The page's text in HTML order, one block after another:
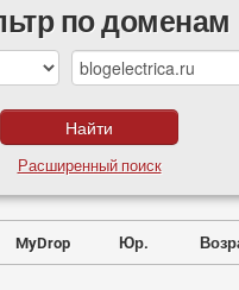
по доменам
Расширенный поиск
MyDrop Юр.